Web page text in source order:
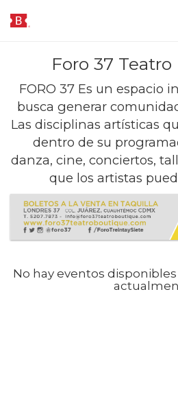
Foro 37
FORO 37 Es un espacio
busca generar
Las disciplinas artísticas
dentro de su
danza, cine, conciertos,
que los artistas
No hay eventos